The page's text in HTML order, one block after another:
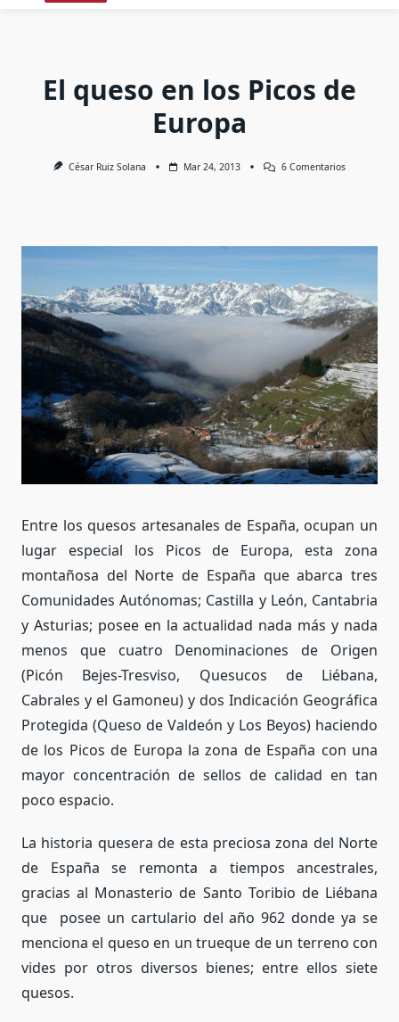
El queso en los Picos de
Europa
César Ruiz Solana Mar 24, 2013 6 ComentariosEn
De
Entre los quesos artesanales de España, ocupan un
lugar especial los Picos de Europa, esta zona
montañosa del Norte de España que abarca tres
Comunidades Autónomas; Castilla y León, Cantabria
y Asturias; posee en la actualidad nada más y nada
menos que cuatro Denominaciones de Origen
(Picón Bejes-Tresviso, Quesucos de Liébana,
Cabrales y el Gamoneu) y dos Indicación Geográfica
Protegida (Queso de Valdeón y Los Beyos) haciendo
de los Picos de Europa la zona de España con una
mayor concentración de sellos de calidad en tan
poco espacio.
La historia quesera de esta preciosa zona del Norte
de España se remonta a tiempos ancestrales,
gracias al Monasterio de Santo Toribio de Liébana
que posee un cartulario del año 962 donde ya se
menciona el queso en un trueque de un terreno con
vides por otros diversos bienes; entre ellos siete
quesos.